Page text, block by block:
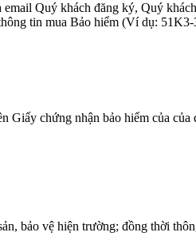
Quý khách đăng ký, Quý
tin mua Bảo hiểm (Ví dụ:
chứng nhận bảo hiểm của
bảo vệ hiện trường; đồng thời